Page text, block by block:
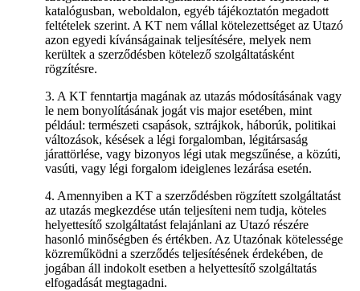
katalógusban, weboldalon, egyéb tájékoztatón megadott
feltételek szerint. A KT nem vállal kötelezettséget az Utazó
azon egyedi kívánságainak teljesítésére, melyek nem
kerültek a szerződésben kötelező szolgáltatásként
rögzítésre.
3. A KT fenntartja magának az utazás módosításának vagy
le nem bonyolításának jogát vis major esetében, mint
például: természeti csapások, sztrájkok, háborúk, politikai
változások, késések a légi forgalomban, légitársaság
járattörlése, vagy bizonyos légi utak megszűnése, a közúti,
vasúti, vagy légi forgalom ideiglenes lezárása esetén.
4. Amennyiben a KT a szerződésben rögzített szolgáltatást
az utazás megkezdése után teljesíteni nem tudja, köteles
helyettesítő szolgáltatást felajánlani az Utazó részére
hasonló minőségben és értékben. Az Utazónak kötelessége
közreműködni a szerződés teljesítésének érdekében, de
jogában áll indokolt esetben a helyettesítő szolgáltatás
elfogadását megtagadni.